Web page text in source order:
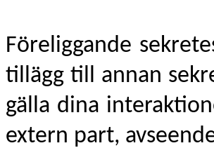
Föreliggande
tillägg till annan
gälla dina
extern part,